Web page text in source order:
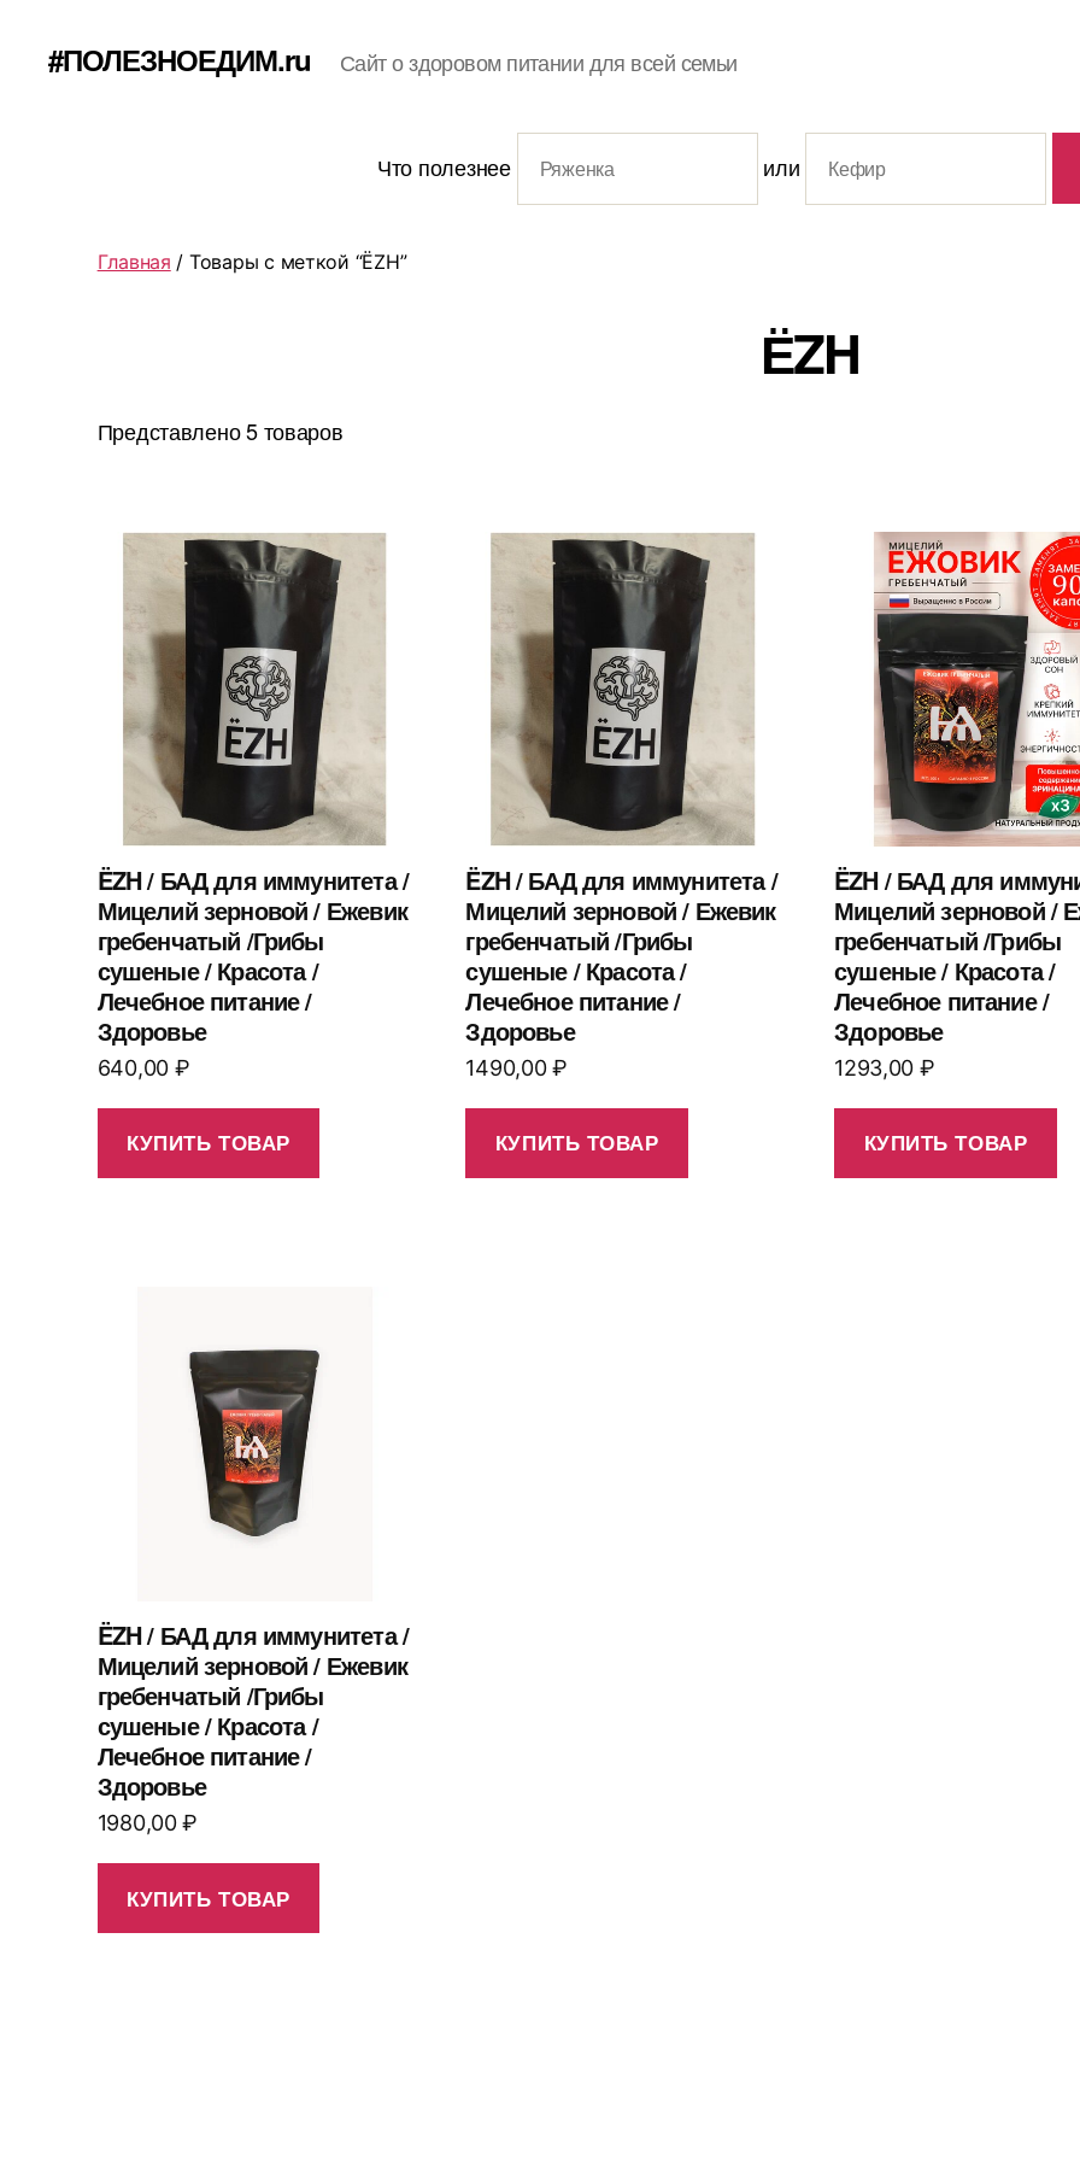
#ПОЛЕЗНОЕДИМ.ru Сайт о здоровом питании для всей семьи
Что полезнее или
Главная / Товары с меткой “ЁZH”
ЁZH
Представлено 5 товаров
ËZH / БАД для иммунитета /
Мицелий зерновой / Ежевик
гребенчатый /Грибы
сушеные / Красота /
Лечебное питание /
Здоровье
640,00 ₽
КУПИТЬ ТОВАР
ËZH / БАД для иммунитета /
Мицелий зерновой / Ежевик
гребенчатый /Грибы
сушеные / Красота /
Лечебное питание /
Здоровье
1490,00₽
КУПИТЬ ТОВАР
ËZH / БАД для
Мицелий зерновой /
гребенчатый /Грибы
сушеные / Красота /
Лечебное питание /
Здоровье
1293,00 ₽
КУПИТЬ ТОВАР
ËZH / БАД для иммунитета /
Мицелий зерновой / Ежевик
гребенчатый /Грибы
сушеные / Красота /
Лечебное питание /
Здоровье
1980,00₽
КУПИТЬ ТОВАР